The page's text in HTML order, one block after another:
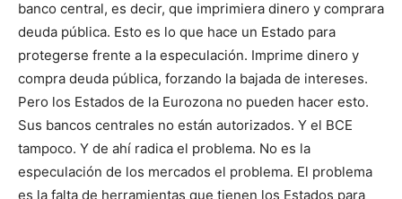
banco central, es decir, que imprimiera dinero y comprara
deuda pública. Esto es lo que hace un Estado para
protegerse frente a la especulación. Imprime dinero y
compra deuda pública, forzando la bajada de intereses.
Pero los Estados de la Eurozona no pueden hacer esto.
Sus bancos centrales no están autorizados. Y el BCE
tampoco. Y de ahí radica el problema. No es la
especulación de los mercados el problema. El problema
es la falta de herramientas que tienen los Estados para